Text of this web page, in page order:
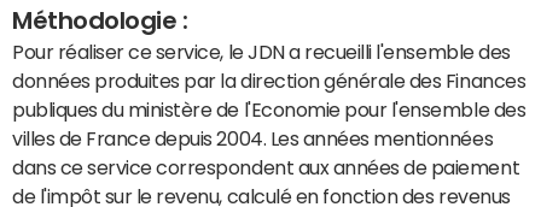
Méthodologie :
Pour réaliser ce service, le JDN a recueilli l'ensemble des
données produites par la direction générale des Finances
publiques du ministère de l'Economie pour l'ensemble des
villes de France depuis 2004. Les années mentionnées
dans ce service correspondent aux années de paiement
de l'impôt sur le revenu, calculé en fonction des revenus